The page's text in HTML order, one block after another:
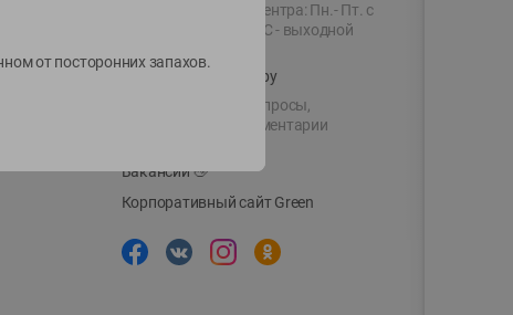
Время работы Call-центра: Пн.- Пт. с
09.00 до 17.00, СБ, ВС - выходной
shop@green-market.by
Пишите нам свои вопросы,
предложения и комментарии
Вакансии👋
Корпоративный сайт Green
от посторонних запахов.